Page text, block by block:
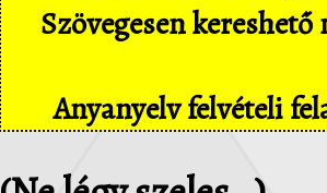
Szövegesen
Anyanyelv felvételi